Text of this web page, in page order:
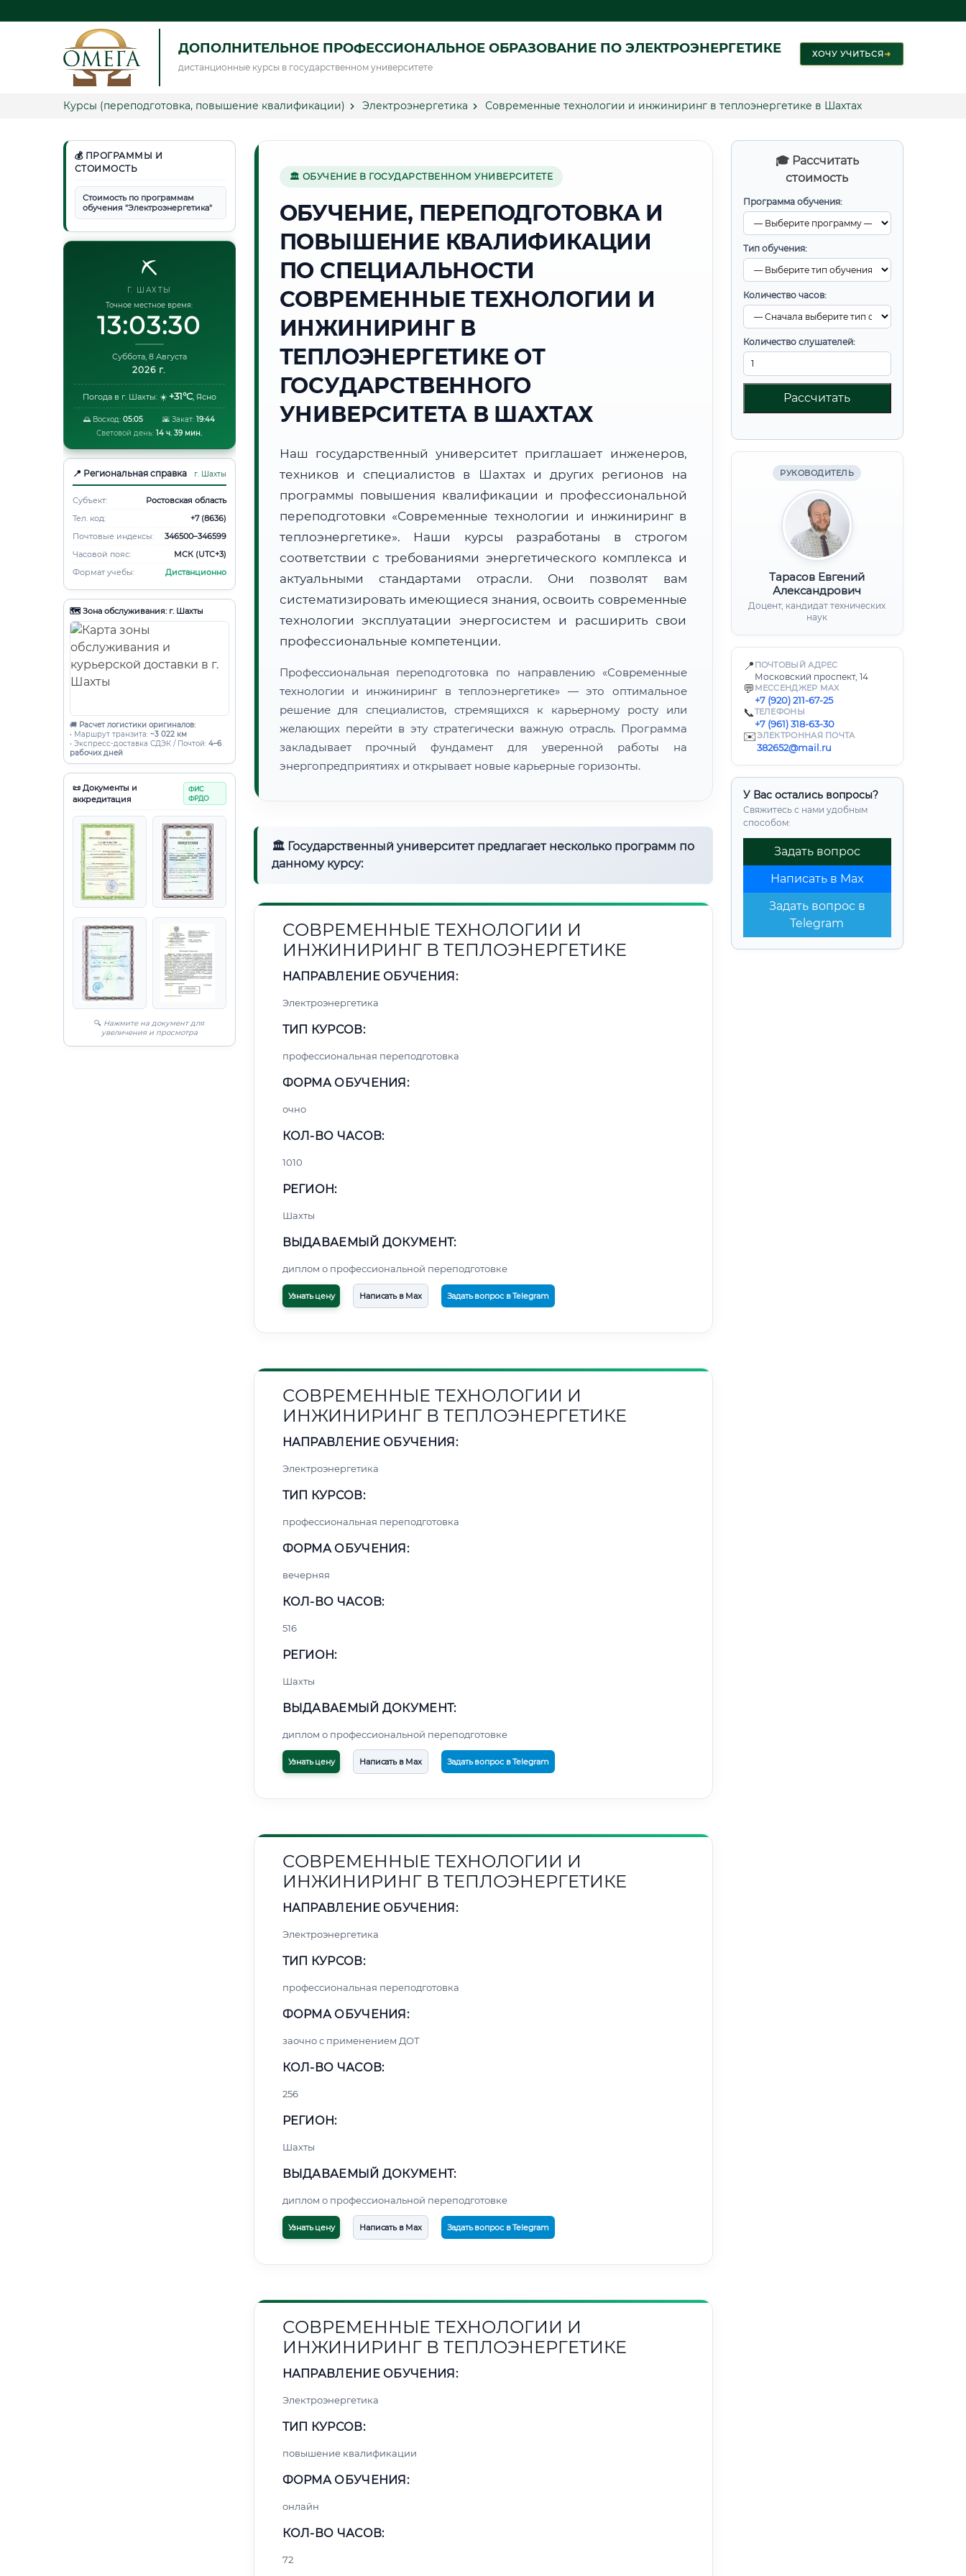
ДОПОЛНИТЕЛЬНОЕ ПРОФЕССИОНАЛЬНОЕ ОБРАЗОВАНИЕ ПО ЭЛЕКТРОЭНЕРГЕТИКЕ
дистанционные курсы в государственном университете
ХОЧУ УЧИТЬСЯ➜
Курсы (переподготовка, повышение квалификации) Электроэнергетика Современные технологии и инжиниринг в теплоэнергетике в Шахтах
💰 ПРОГРАММЫ И
СТОИМОСТЬ
Стоимость по программам
обучения "Электроэнергетика"
⛏️
Г. ШАХТЫ
Точное местное время:
13:03:31
Суббота, 8 Августа
2026 г.
Погода в г. Шахты: ☀️ +31°C, Ясно
🌅 Восход: 05:05 🌇 Закат: 19:44
Световой день: 14 ч. 39 мин.
📍 Региональная справка г. Шахты
Субъект:
Ростовская область
Тел. код:
+7 (8636)
Почтовые индексы:
346500–346599
Часовой пояс:
МСК (UTC+3)
Формат учебы:
Дистанционно
🗺️ Зона обслуживания: г. Шахты
🚚 Расчет логистики оригиналов:
• Маршрут транзита: ~3 022 км
• Экспресс-доставка СДЭК / Почтой: 4–6
рабочих дней
📜 Документы и
аккредитация
ФИС
ФРДО
🔍 Нажмите на документ для
увеличения и просмотра
🎓 Рассчитать
стоимость
Программа обучения:
Тип обучения:
Количество часов:
Количество слушателей:
Рассчитать
РУКОВОДИТЕЛЬ
Тарасов Евгений
Александрович
Доцент, кандидат технических
наук
📍 ПОЧТОВЫЙ АДРЕС
Московский проспект, 14
💬 МЕССЕНДЖЕР MAX
+7 (920) 211-67-25
📞ТЕЛЕФОНЫ
+7 (961) 318-63-30
✉️ЭЛЕКТРОННАЯ ПОЧТА
382652@mail.ru
У Вас остались вопросы?
Свяжитесь с нами удобным
способом:
Задать вопрос
Написать в Max
Задать вопрос в
Telegram
🏛 ОБУЧЕНИЕ В ГОСУДАРСТВЕННОМ УНИВЕРСИТЕТЕ
ОБУЧЕНИЕ, ПЕРЕПОДГОТОВКА И
ПОВЫШЕНИЕ КВАЛИФИКАЦИИ
ПО СПЕЦИАЛЬНОСТИ
СОВРЕМЕННЫЕ ТЕХНОЛОГИИ И
ИНЖИНИРИНГ В
ТЕПЛОЭНЕРГЕТИКЕ ОТ
ГОСУДАРСТВЕННОГО
УНИВЕРСИТЕТА В ШАХТАХ
Наш государственный университет приглашает инженеров,
техников и специалистов в Шахтах и других регионов на
программы повышения квалификации и профессиональной
переподготовки «Современные технологии и инжиниринг в
теплоэнергетике». Наши курсы разработаны в строгом
соответствии с требованиями энергетического комплекса и
актуальными стандартами отрасли. Они позволят вам
систематизировать имеющиеся знания, освоить современные
технологии эксплуатации энергосистем и расширить свои
профессиональные компетенции.
Профессиональная переподготовка по направлению «Современные
технологии и инжиниринг в теплоэнергетике» — это оптимальное
решение для специалистов, стремящихся к карьерному росту или
желающих перейти в эту стратегически важную отрасль. Программа
закладывает прочный фундамент для уверенной работы на
энергопредприятиях и открывает новые карьерные горизонты.
🏛 Государственный университет предлагает несколько программ по
данному курсу:
СОВРЕМЕННЫЕ ТЕХНОЛОГИИ И
ИНЖИНИРИНГ В ТЕПЛОЭНЕРГЕТИКЕ
НАПРАВЛЕНИЕ ОБУЧЕНИЯ:
Электроэнергетика
ТИП КУРСОВ:
профессиональная переподготовка
ФОРМА ОБУЧЕНИЯ:
очно
КОЛ-ВО ЧАСОВ:
1010
РЕГИОН:
Шахты
ВЫДАВАЕМЫЙ ДОКУМЕНТ:
диплом о профессиональной переподготовке
Узнать цену Написать в Max Задать вопрос в Telegram
СОВРЕМЕННЫЕ ТЕХНОЛОГИИ И
ИНЖИНИРИНГ В ТЕПЛОЭНЕРГЕТИКЕ
НАПРАВЛЕНИЕ ОБУЧЕНИЯ:
Электроэнергетика
ТИП КУРСОВ:
профессиональная переподготовка
ФОРМА ОБУЧЕНИЯ:
вечерняя
КОЛ-ВО ЧАСОВ:
516
РЕГИОН:
Шахты
ВЫДАВАЕМЫЙ ДОКУМЕНТ:
диплом о профессиональной переподготовке
Узнать цену Написать в Max Задать вопрос в Telegram
СОВРЕМЕННЫЕ ТЕХНОЛОГИИ И
ИНЖИНИРИНГ В ТЕПЛОЭНЕРГЕТИКЕ
НАПРАВЛЕНИЕ ОБУЧЕНИЯ:
Электроэнергетика
ТИП КУРСОВ:
профессиональная переподготовка
ФОРМА ОБУЧЕНИЯ:
заочно с применением ДОТ
КОЛ-ВО ЧАСОВ:
256
РЕГИОН:
Шахты
ВЫДАВАЕМЫЙ ДОКУМЕНТ:
диплом о профессиональной переподготовке
Узнать цену Написать в Max Задать вопрос в Telegram
СОВРЕМЕННЫЕ ТЕХНОЛОГИИ И
ИНЖИНИРИНГ В ТЕПЛОЭНЕРГЕТИКЕ
НАПРАВЛЕНИЕ ОБУЧЕНИЯ:
Электроэнергетика
ТИП КУРСОВ:
повышение квалификации
ФОРМА ОБУЧЕНИЯ:
онлайн
КОЛ-ВО ЧАСОВ:
72